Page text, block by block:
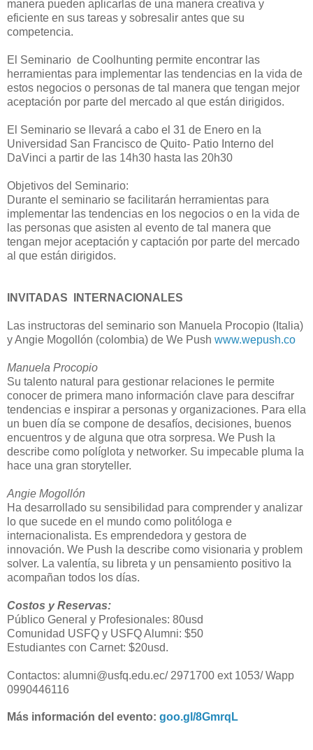
manera pueden aplicarlas de una manera creativa y
eficiente en sus tareas y sobresalir antes que su
competencia.
El Seminario de Coolhunting permite encontrar las
herramientas para implementar las tendencias en la vida de
estos negocios o personas de tal manera que tengan mejor
aceptación por parte del mercado al que están dirigidos.
El Seminario se llevará a cabo el 31 de Enero en la
Universidad San Francisco de Quito- Patio Interno del
DaVinci a partir de las 14h30 hasta las 20h30
Objetivos del Seminario:
Durante el seminario se facilitarán herramientas para
implementar las tendencias en los negocios o en la vida de
las personas que asisten al evento de tal manera que
tengan mejor aceptación y captación por parte del mercado
al que están dirigidos.
INVITADAS INTERNACIONALES
Las instructoras del seminario son Manuela Procopio (Italia)
y Angie Mogollón (colombia) de We Push www.wepush.co
Manuela Procopio
Su talento natural para gestionar relaciones le permite
conocer de primera mano información clave para descifrar
tendencias e inspirar a personas y organizaciones. Para ella
un buen día se compone de desafíos, decisiones, buenos
encuentros y de alguna que otra sorpresa. We Push la
describe como políglota y networker. Su impecable pluma la
hace una gran storyteller.
Angie Mogollón
Ha desarrollado su sensibilidad para comprender y analizar
lo que sucede en el mundo como politóloga e
internacionalista. Es emprendedora y gestora de
innovación. We Push la describe como visionaria y problem
solver. La valentía, su libreta y un pensamiento positivo la
acompañan todos los días.
Costos y Reservas:
Público General y Profesionales: 80usd
Comunidad USFQ y USFQ Alumni: $50
Estudiantes con Carnet: $20usd.
Contactos: alumni@usfq.edu.ec/ 2971700 ext 1053/ Wapp
0990446116
Más información del evento: goo.gl/8GmrqL